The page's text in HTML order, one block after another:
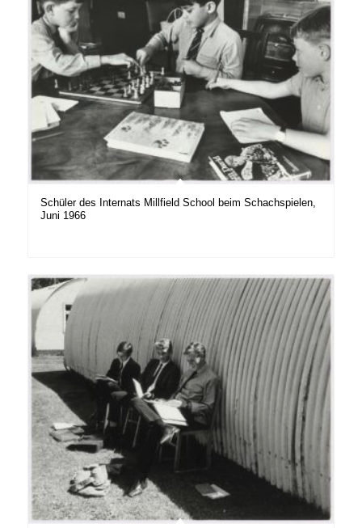
Schüler des Internats Millfield School beim Schachspielen,
Juni 1966